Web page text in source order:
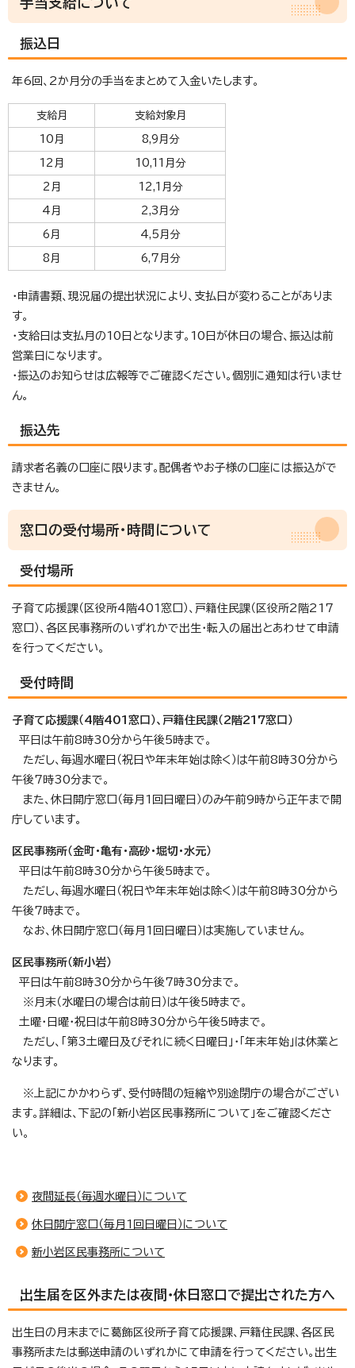
振込日
年6回、2か月分の手当をまとめて入金いたします。
支給月 支給対象月
10月 8,9月分
12月 10,11月分
2月 12,1月分
4月 2,3月分
6月 4,5月分
8月 6,7月分
・申請書類、現況届の提出状況により、支払日が変わることがありま
す。
・支給日は支払月の10日となります。10日が休日の場合、振込は前
営業日になります。
・振込のお知らせは広報等でご確認ください。個別に通知は行いませ
ん。
振込先
請求者名義の口座に限ります。配偶者やお子様の口座には振込がで
きません。
窓口の受付場所・時間について
受付場所
子育て応援課（区役所4階401窓口）、戸籍住民課（区役所2階217
窓口）、各区民事務所のいずれかで出生・転入の届出とあわせて申請
を行ってください。
受付時間
子育て応援課（4階401窓口）、戸籍住民課（2階217窓口）
平日は午前8時30分から午後5時まで。
ただし、毎週水曜日（祝日や年末年始は除く）は午前8時30分から
午後7時30分まで。
また、休日開庁窓口（毎月1回日曜日）のみ午前9時から正午まで開
庁しています。
区民事務所（金町・亀有・高砂・堀切・水元）
平日は午前8時30分から午後5時まで。
ただし、毎週水曜日（祝日や年末年始は除く）は午前8時30分から
午後7時まで。
なお、休日開庁窓口（毎月1回日曜日）は実施していません。
区民事務所（新小岩）
平日は午前8時30分から午後7時30分まで。
※月末（水曜日の場合は前日）は午後5時まで。
土曜・日曜・祝日は午前8時30分から午後5時まで。
ただし、「第3土曜日及びそれに続く日曜日」・「年末年始」は休業と
なります。
※上記にかかわらず、受付時間の短縮や別途閉庁の場合がござい
ます。詳細は、下記の「新小岩区民事務所について」をご確認くださ
い。
夜間延長（毎週水曜日）について
休日開庁窓口（毎月1回日曜日）について
新小岩区民事務所について
出生届を区外または夜間・休日窓口で提出された方へ
出生日の月末までに葛飾区役所子育て応援課、戸籍住民課、各区民
事務所または郵送申請のいずれかにて申請を行ってください。出生